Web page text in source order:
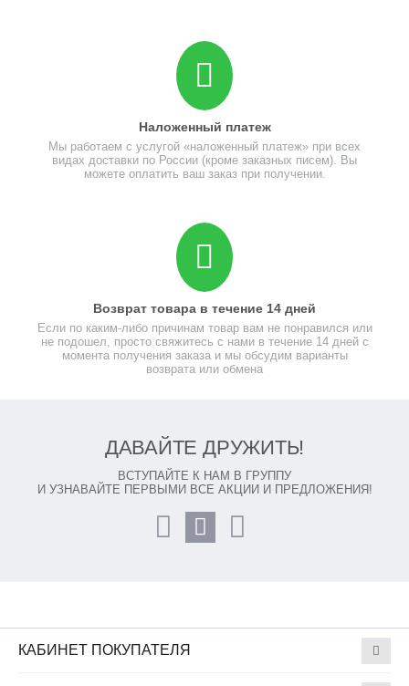
Наложенный платеж
Мы работаем с услугой «наложенный платеж» при всех
видах доставки по России (кроме заказных писем). Вы
можете оплатить ваш заказ при получении.
Возврат товара в течение 14 дней
Если по каким-либо причинам товар вам не понравился или
не подошел, просто свяжитесь с нами в течение 14 дней с
момента получения заказа и мы обсудим варианты
возврата или обмена
ДАВАЙТЕ ДРУЖИТЬ!
ВСТУПАЙТЕ К НАМ В ГРУППУ
И УЗНАВАЙТЕ ПЕРВЫМИ ВСЕ АКЦИИ И ПРЕДЛОЖЕНИЯ!
КАБИНЕТ ПОКУПАТЕЛЯ